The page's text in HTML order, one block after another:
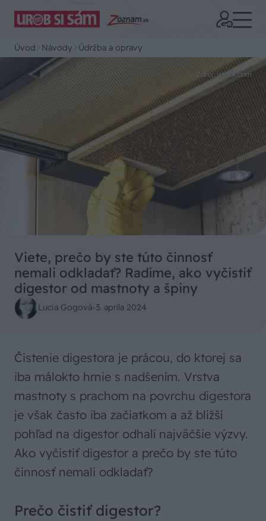
Úvod Návody Údržba a opravy
Zdroj: istock.com
Viete, prečo by ste túto činnosť
nemali odkladať? Radíme, ako vyčistiť
digestor od mastnoty a špiny
Lucia Gogová-3. apríla 2024
Čistenie digestora je prácou, do ktorej sa
iba málokto hrnie s nadšením. Vrstva
mastnoty s prachom na povrchu digestora
je však často iba začiatkom a až bližší
pohľad na digestor odhalí najväčšie výzvy.
Ako vyčistiť digestor a prečo by ste túto
činnosť nemali odkladať?
Prečo čistiť digestor?